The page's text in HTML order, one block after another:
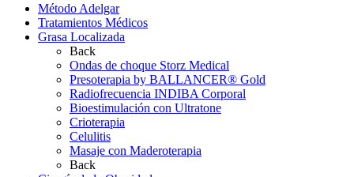
Método Adelgar
Tratamientos Médicos
Grasa Localizada
Back
Ondas de choque Storz Medical
Presoterapia by BALLANCER® Gold
Radiofrecuencia INDIBA Corporal
Bioestimulación con Ultratone
Crioterapia
Celulitis
Masaje con Maderoterapia
Back